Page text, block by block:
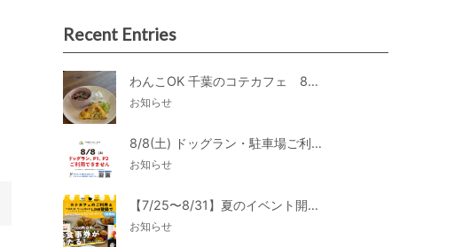
Recent Entries
わんこOK 千葉のコテカフェ 8月わんこの日 オートミールdeローストビーフライス
お知らせ
8/8(土) ドッグラン・駐車場ご利用のお知らせ
お知らせ
【7/25〜8/31】夏のイベント開催
お知らせ